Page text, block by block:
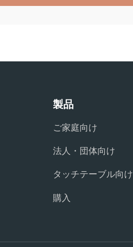
製品
ご家庭向け
法人・団体向け
タッチテーブル向け
購入